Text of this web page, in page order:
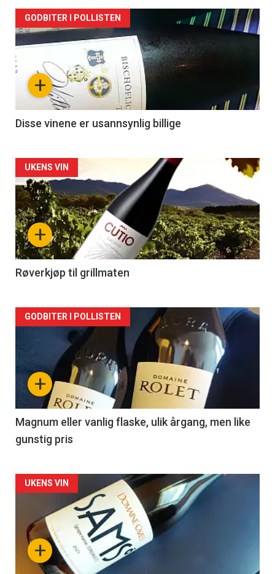
+
GODBITER I POLLISTEN
Disse vinene er usannsynlig billige
Forsiden
akkurat
nå
-
2
+
UKENS VIN
Røverkjøp til grillmaten
Forsiden
akkurat
nå
3
+
GODBITER I POLLISTEN
Magnum eller vanlig flaske, ulik årgang, men like
gunstig pris
Forsiden
akkurat
nå+
UKENS VIN